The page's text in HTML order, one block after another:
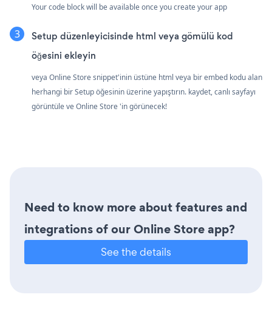
Your code block will be available once you create your app
Setup düzenleyicisinde html veya gömülü kod
öğesini ekleyin
veya Online Store snippet'inin üstüne html veya bir embed kodu alan
herhangi bir Setup öğesinin üzerine yapıştırın. kaydet, canlı sayfayı
görüntüle ve Online Store 'in görünecek!
Need to know more about features and
integrations of our Online Store app?
See the details